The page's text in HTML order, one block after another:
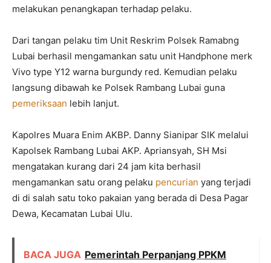
melakukan penangkapan terhadap pelaku.
Dari tangan pelaku tim Unit Reskrim Polsek Ramabng
Lubai berhasil mengamankan satu unit Handphone merk
Vivo type Y12 warna burgundy red. Kemudian pelaku
langsung dibawah ke Polsek Rambang Lubai guna
pemeriksaan lebih lanjut.
Kapolres Muara Enim AKBP. Danny Sianipar SIK melalui
Kapolsek Rambang Lubai AKP. Apriansyah, SH Msi
mengatakan kurang dari 24 jam kita berhasil
mengamankan satu orang pelaku pencurian yang terjadi
di di salah satu toko pakaian yang berada di Desa Pagar
Dewa, Kecamatan Lubai Ulu.
BACA JUGA Pemerintah Perpanjang PPKM